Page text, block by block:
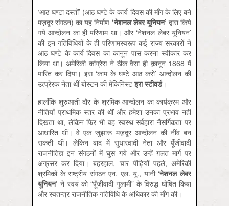
‘आठ-घण्टा दस्तों’ (आठ घण्टे के कार्य-दिवस की माँग के लिए बने
मज़दूर संगठन) का यह निर्माण ‘नेशनल लेबर यूनियन’ द्वारा किये
गये आन्दोलन का ही परिणाम था। और ‘नेशनल लेबर यूनियन’
की इन गतिविधियों के ही परिणामस्वरूप कई राज्य सरकारों ने
आठ घण्टे के कार्य-दिवस का क़ानून पास करना स्वीकार कर
लिया था। अमेरिकी कांग्रेस ने ठीक वैसा ही क़ानून 1868 में
पारित कर दिया। इस ‘काम के घण्टे आठ करो’ आन्दोलन की
उत्प्रेरक नेता थीं बोस्टन की मेकिनिस्टइरा स्टीवर्ड।
हालाँकि शुरुआती दौर के श्रमिक आन्दोलन का कार्यक्रम और
नीतियाँ प्राथमिक स्तर की थीं और हमेशा उनका प्रभाव नहीं
दिखता था, लेकिन फिर भी वह स्वस्थ सर्वहारा नैसर्गिकता पर
आधारित थीं। वे एक जुझारू मज़दूर आन्दोलन की नींव बन
सकती थीं। लेकिन बाद में सुधारवादी नेता और पूँजीवादी
राजनीतिज्ञ इन संगठनों में घुस गये और उन्हें ग़लत मार्ग पर
अग्रसर कर दिया। बहरहाल, चार पीढ़ियों पहले, अमेरिकी
श्रमिकों के राष्ट्रीय संगठन एन. एल. यू., यानी ‘नेशनल लेबर
यूनियन’ ने स्वयं को “पूँजीवादी गुलामी” के विरुद्ध घोषित किया
और स्वतन्त्र राजनीतिक गतिविधि के अधिकार की माँग की।